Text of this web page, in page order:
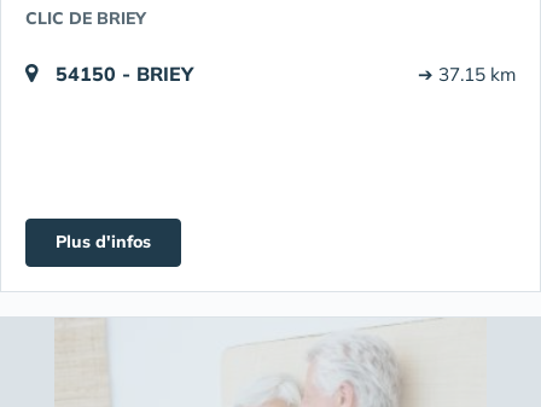
CLIC DE BRIEY
54150 - BRIEY ➔ 37.15 km
Plus d'infos